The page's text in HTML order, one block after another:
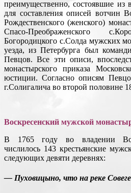
преимущественно, состоявшие
для составления описей вотчин
Рождественского (женского)
Спасо-Преображенского
Богородицкого с.Солда мужских
уезда, из Петербурга был
Певцов. Все эти описи,
монастырского приказа
юстиции. Согласно описям
г.Солигалича во второй половине
Воскресенский мужской
В 1765 году во владении
числилось 143 крестьянские
следующих девяти деревнях:
— Пуховицыно, что на реке